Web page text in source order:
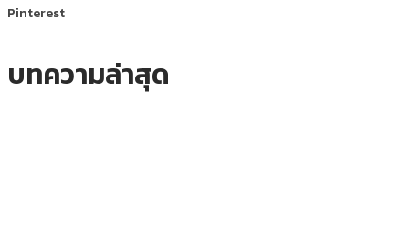
Pinterest
บทความล่าสุด